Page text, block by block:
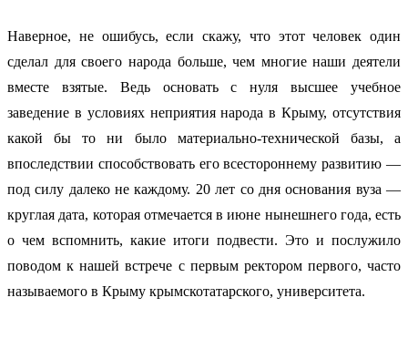
Наверное, не ошибусь, если скажу, что этот человек один
сделал для своего народа больше, чем многие наши деятели
вместе взятые. Ведь основать с нуля высшее учебное
заведение в условиях неприятия народа в Крыму, отсутствия
какой бы то ни было материально-технической базы, а
впоследствии способствовать его всестороннему развитию —
под силу далеко не каждому. 20 лет со дня основания вуза —
круглая дата, которая отмечается в июне нынешнего года, есть
о чем вспомнить, какие итоги подвести. Это и послужило
поводом к нашей встрече с первым ректором первого, часто
называемого в Крыму крымскотатарского, университета.